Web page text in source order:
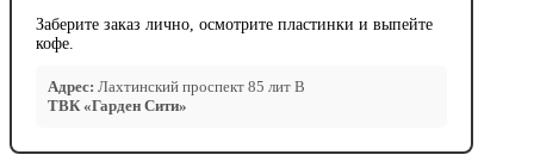
Заберите заказ лично, осмотрите пластинки и выпейте
кофе.
Адрес: Лахтинский проспект 85 лит В
ТВК «Гарден Сити»